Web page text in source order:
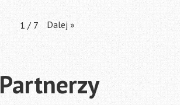
1 / 7 Dalej »
Partnerzy